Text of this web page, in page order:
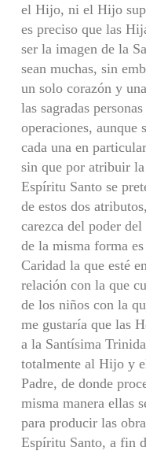
el Hijo, ni el Hijo
es preciso que las
ser la imagen de la
sean muchas, sin
un solo corazón y
las sagradas
operaciones, aunque
cada una en
sin que por atribuir
Espíritu Santo se
de estos dos
carezca del poder
de la misma forma
Caridad la que esté
relación con la que
de los niños con la
me gustaría que las
a la Santísima
totalmente al Hijo y
Padre, de donde
misma manera ellas
para producir las
Espíritu Santo, a fin